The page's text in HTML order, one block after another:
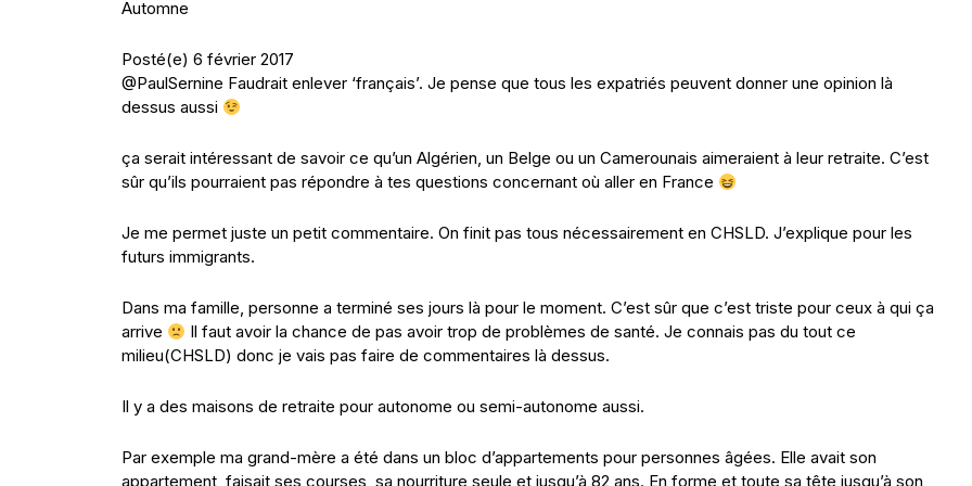
Automne
Posté(e) 6 février 2017
@PaulSernine Faudrait enlever ‘français’. Je pense que tous les expatriés peuvent donner une opinion là
dessus aussi
ça serait intéressant de savoir ce qu’un Algérien, un Belge ou un Camerounais aimeraient à leur retraite. C’est
sûr qu’ils pourraient pas répondre à tes questions concernant où aller en France
Je me permet juste un petit commentaire. On finit pas tous nécessairement en CHSLD. J’explique pour les
futurs immigrants.
Dans ma famille, personne a terminé ses jours là pour le moment. C’est sûr que c’est triste pour ceux à qui ça
arrive
Il faut avoir la chance de pas avoir trop de problèmes de santé. Je connais pas du tout ce
milieu(CHSLD) donc je vais pas faire de commentaires là dessus.
Il y a des maisons de retraite pour autonome ou semi-autonome aussi.
Par exemple ma grand-mère a été dans un bloc d’appartements pour personnes âgées. Elle avait son
appartement, faisait ses courses, sa nourriture seule et jusqu’à 82 ans. En forme et toute sa tête jusqu’à son